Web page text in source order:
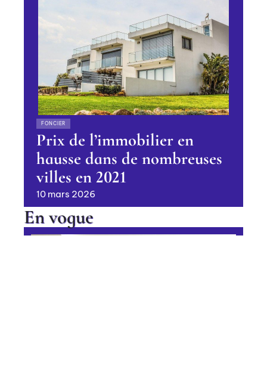
FONCIER
Prix de l’immobilier en
hausse dans de nombreuses
villes en 2021
10 mars 2026
En vogue